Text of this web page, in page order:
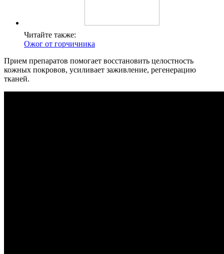
Читайте также:
Ожог от горчичника
Прием препаратов помогает восстановить целостность
кожных покровов, усиливает заживление, регенерацию
тканей.